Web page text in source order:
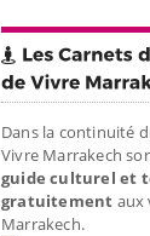
Dans la continuité
Vivre Marrakech
guide culturel et
gratuitement aux
Marrakech.